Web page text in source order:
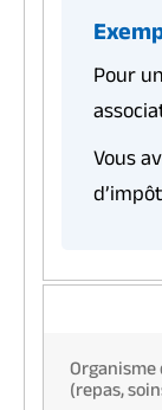
Pour
Vous
(repas,